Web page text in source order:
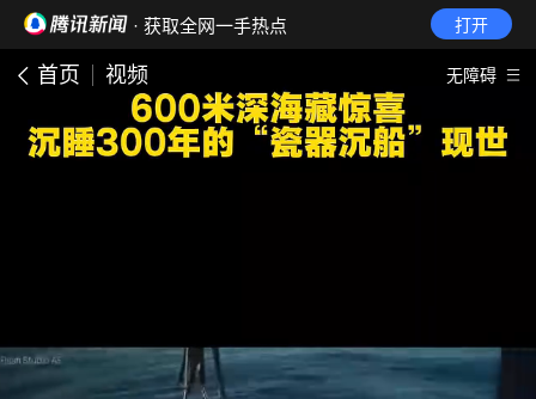
· 获取全网一手热点 打开
首页 视频 无障碍